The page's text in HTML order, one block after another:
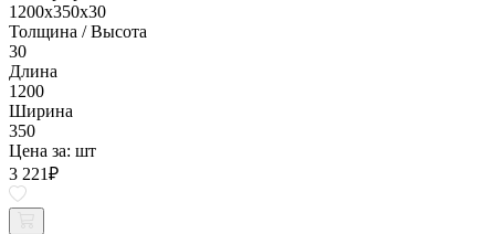
1200x350x30
Толщина / Высота
30
Длина
1200
Ширина
350
Цена за: шт
3 221₽